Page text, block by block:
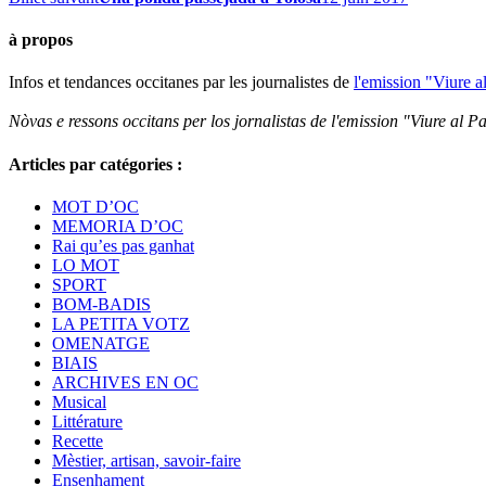
à propos
Infos et tendances occitanes par les journalistes de l'emission "Viure
Nòvas e ressons occitans per los jornalistas de l'emission "Viure al
Articles par catégories :
MOT D’OC
MEMORIA D’OC
Rai qu’es pas ganhat
LO MOT
SPORT
BOM-BADIS
LA PETITA VOTZ
OMENATGE
BIAIS
ARCHIVES EN OC
Musical
Littérature
Recette
Mèstier, artisan, savoir-faire
Ensenhament